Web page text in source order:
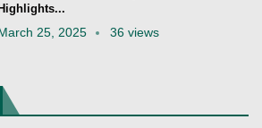
25, 2025 36 views